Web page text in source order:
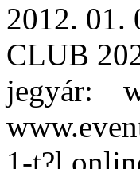
2012. 01.
CLUB
jegyár:
1-t?l